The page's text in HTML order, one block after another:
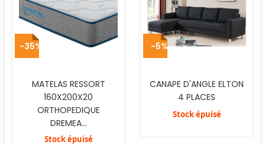
MATELAS RESSORT
160X200X20
ORTHOPEDIQUE
DREMEA...
Stock épuisé
CANAPE D'ANGLE ELTON
4 PLACES
Stock épuisé
-35% -5%